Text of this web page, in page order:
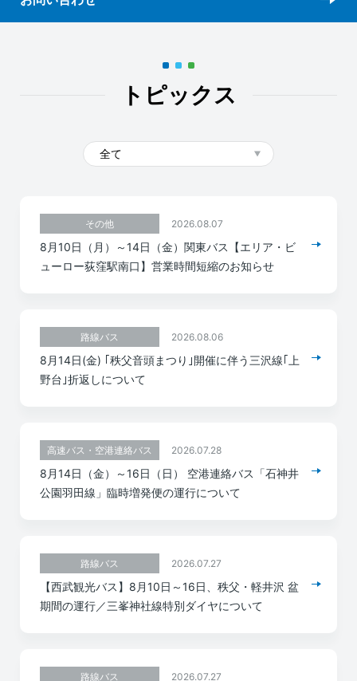
トピックス
その他 2026.08.07
8月10日（月）～14日（金）関東バス【エリア・ビ
ューロー荻窪駅南口】営業時間短縮のお知らせ
路線バス 2026.08.06
8月14日(金) ｢秩父音頭まつり｣開催に伴う三沢線｢上
野台｣折返しについて
高速バス・空港連絡バス 2026.07.28
8月14日（金）～16日（日） 空港連絡バス「石神井
公園羽田線」臨時増発便の運行について
路線バス 2026.07.27
【西武観光バス】8月10日～16日、秩父・軽井沢 盆
期間の運行／三峯神社線特別ダイヤについて
路線バス 2026.07.27